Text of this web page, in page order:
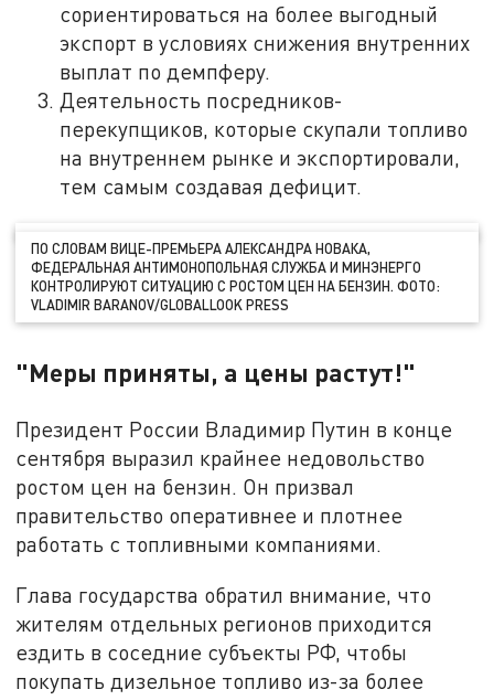
сориентироваться на более выгодный
экспорт в условиях снижения внутренних
выплат по демпферу.
Деятельность посредников-
перекупщиков, которые скупали топливо
на внутреннем рынке и экспортировали,
тем самым создавая дефицит.
ПО СЛОВАМ ВИЦЕ-ПРЕМЬЕРА АЛЕКСАНДРА НОВАКА,
ФЕДЕРАЛЬНАЯ АНТИМОНОПОЛЬНАЯ СЛУЖБА И МИНЭНЕРГО
КОНТРОЛИРУЮТ СИТУАЦИЮ С РОСТОМ ЦЕН НА БЕНЗИН. ФОТО:
VLADIMIR BARANOV/GLOBALLOOK PRESS
"Меры приняты, а цены растут!"
Президент России Владимир Путин в конце
сентября выразил крайнее недовольство
ростом цен на бензин. Он призвал
правительство оперативнее и плотнее
работать с топливными компаниями.
Глава государства обратил внимание, что
жителям отдельных регионов приходится
ездить в соседние субъекты РФ, чтобы
покупать дизельное топливо из-за более